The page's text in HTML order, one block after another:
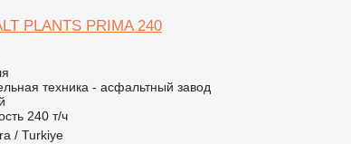
PLANTS PRIMA 240
техника - асфальтный завод
240 т/ч
/ Turkiye